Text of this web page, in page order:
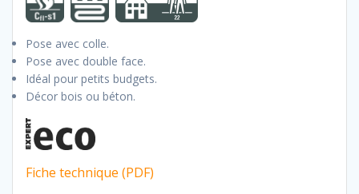
Pose avec colle.
Pose avec double face.
Idéal pour petits budgets.
Décor bois ou béton.
Fiche technique (PDF)